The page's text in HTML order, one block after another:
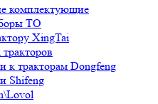
комплектующие
ТО
XingTai
к тракторам Dongfeng
Shifeng